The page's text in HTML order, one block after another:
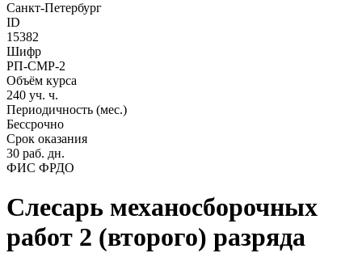
Санкт-Петербург
ID
15382
Шифр
РП-СМР-2
Объём курса
240 уч. ч.
Периодичность (мес.)
Бессрочно
Срок оказания
30 раб. дн.
ФИС ФРДО
Слесарь механосборочных
работ 2 (второго) разряда